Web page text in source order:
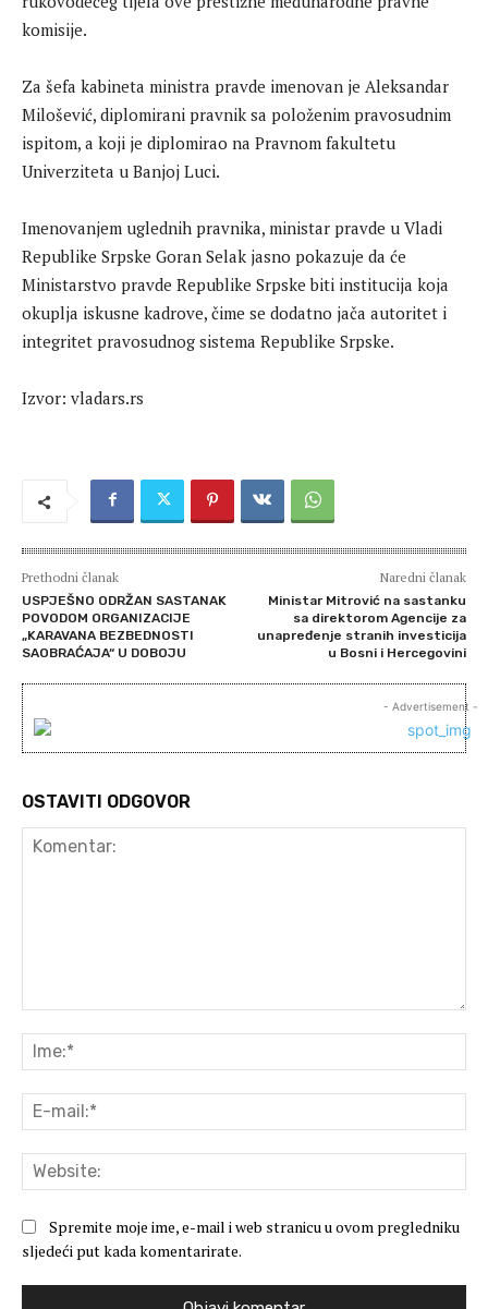
komisije.
Za šefa kabineta ministra pravde imenovan je Aleksandar
Milošević, diplomirani pravnik sa položenim pravosudnim
ispitom, a koji je diplomirao na Pravnom fakultetu
Univerziteta u Banjoj Luci.
Imenovanjem uglednih pravnika, ministar pravde u Vladi
Republike Srpske Goran Selak jasno pokazuje da će
Ministarstvo pravde Republike Srpske biti institucija koja
okuplja iskusne kadrove, čime se dodatno jača autoritet i
integritet pravosudnog sistema Republike Srpske.
Izvor: vladars.rs
Prethodni članak
USPJEŠNO ODRŽAN SASTANAK
POVODOM ORGANIZACIJE
„KARAVANA BEZBEDNOSTI
SAOBRAĆAJA“ U DOBOJU
Naredni članak
Ministar Mitrović na sastanku
sa direktorom Agencije za
unapređenje stranih investicija
u Bosni i Hercegovini
- Advertisement -
OSTAVITI ODGOVOR
Spremite moje ime, e-mail i web stranicu u ovom pregledniku
sljedeći put kada komentarirate.